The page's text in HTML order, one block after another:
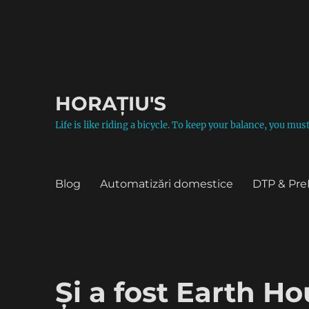
HORAȚIU'S
Life is like riding a bicycle. To keep your balance, you
Blog Automatizări domestice DTP &
Și a fost Earth